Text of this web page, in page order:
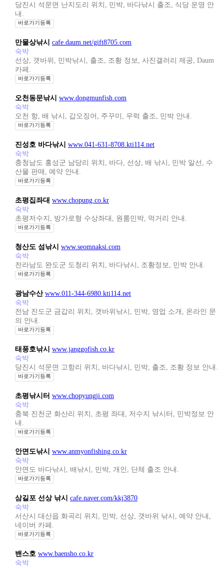
당진시 석문면 난지도리 위치, 민박, 바다낚시 출조, 식당 운영 안
내.
바로가기등록
만물상낚시 cafe.daum.net/gift8705.com
숙박
선상, 갯바위, 민박낚시, 출조, 조황 정보, 사진갤러리 제공, Daum
카페.
바로가기등록
오천동문낚시 www.dongmunfish.com
숙박
오천 항, 배 낚시, 갑오징어, 주꾸미, 우럭 출조, 민박 안내.
바로가기등록
진성호 바다낚시 www.041-631-8708.kti114.net
숙박
충청남도 홍성군 남당리 위치, 바다, 선상, 배 낚시, 민박 알선, 수
산물 판매, 예약 안내.
바로가기등록
초평집좌대 www.chopung.co.kr
숙박
초평저수지, 방가로형 수상좌대, 원룸민박, 먹거리 안내.
바로가기등록
청산도 섬낚시 www.seomnaksi.com
숙박
전라남도 완도군 도청리 위치, 바다낚시, 조황정보, 민박 안내.
바로가기등록
광남수산 www.011-344-6980.kti114.net
숙박
전남 진도군 금갑리 위치, 갯바위낚시, 민박, 영업 소개, 온라인 문
의 안내.
바로가기등록
태풍호낚시 www.janggofish.co.kr
숙박
당진시 석문면 고항리 위치, 바다낚시, 민박, 출조, 조황 정보 안내.
바로가기등록
초평낚시터 www.chopyungji.com
숙박
충북 진천군 화산리 위치, 초평 좌대, 저수지 낚시터, 민박정보 안
내.
바로가기등록
안면도낚시 www.anmyonfishing.co.kr
숙박
안면도 바다낚시, 배낚시, 민박, 개인, 단체 출조 안내.
바로가기등록
삼길포 선상 낚시 cafe.naver.com/kkj3870
숙박
서산시 대산읍 화곡리 위치, 민박, 선상, 갯바위 낚시, 예약 안내,
네이버 카페.
바로가기등록
밴스호 www.baensho.co.kr
숙박